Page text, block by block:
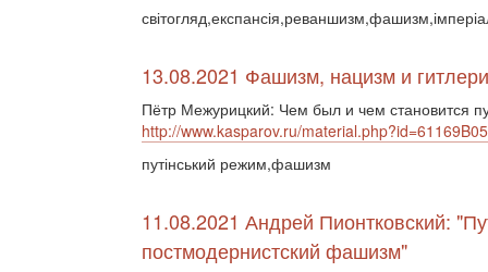
13.08.2021 Фашизм, нацизм и
Пётр Межурицкий: Чем был и чем становится
http://www.kasparov.ru/
путінський режим,фашизм
11.08.2021 Андрей Пионтковский:
постмодернистский фашизм"